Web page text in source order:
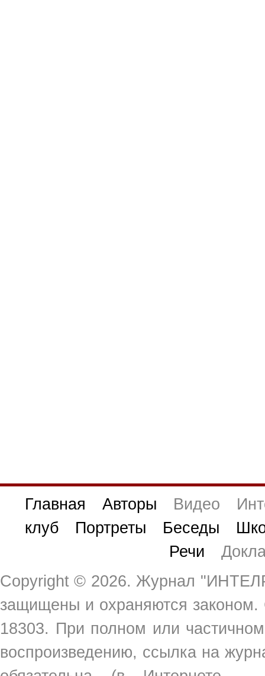
Главная Авторы Видео
клуб
Портреты Беседы
Речи
Copyright © 2026. Журнал
защищены и охраняются
18303. При полном или
воспроизведению, ссылка на